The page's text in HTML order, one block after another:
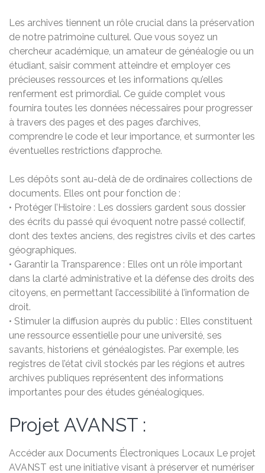
Les archives tiennent un rôle crucial dans la préservation
de notre patrimoine culturel. Que vous soyez un
chercheur académique, un amateur de généalogie ou un
étudiant, saisir comment atteindre et employer ces
précieuses ressources et les informations qu’elles
renferment est primordial. Ce guide complet vous
fournira toutes les données nécessaires pour progresser
à travers des pages et des pages d’archives,
comprendre le code et leur importance, et surmonter les
éventuelles restrictions d’approche.
Les dépôts sont au-delà de de ordinaires collections de
documents. Elles ont pour fonction de :
• Protéger l’Histoire : Les dossiers gardent sous dossier
des écrits du passé qui évoquent notre passé collectif,
dont des textes anciens, des registres civils et des cartes
géographiques.
• Garantir la Transparence : Elles ont un rôle important
dans la clarté administrative et la défense des droits des
citoyens, en permettant l’accessibilité à l’information de
droit.
• Stimuler la diffusion auprès du public : Elles constituent
une ressource essentielle pour une université, ses
savants, historiens et généalogistes. Par exemple, les
registres de l’état civil stockés par les régions et autres
archives publiques représentent des informations
importantes pour des études généalogiques.
Projet AVANST :
Accéder aux Documents Électroniques Locaux Le projet
AVANST est une initiative visant à préserver et numériser